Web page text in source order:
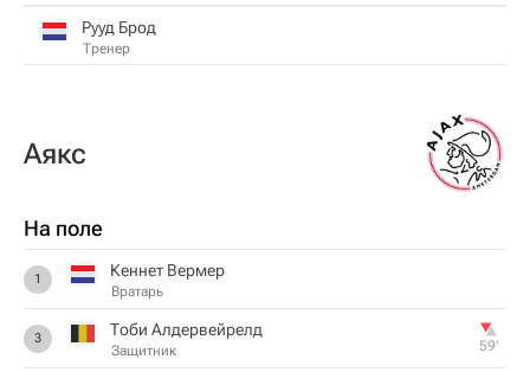
Рууд Брод
Тренер
Аякс
На поле
1 Кеннет Вермер
Вратарь
3 Тоби Алдервейрелд
Защитник 59‎’‎